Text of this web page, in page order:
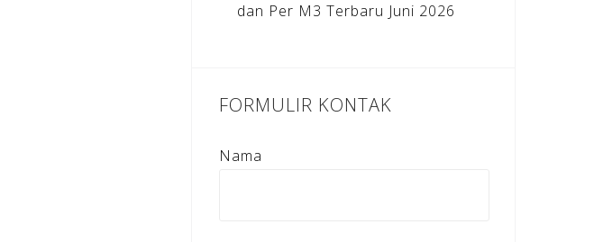
dan Per M3 Terbaru Juni 2026
FORMULIR KONTAK
Nama